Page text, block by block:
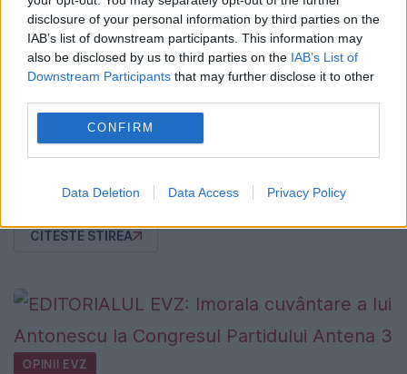
disclosure of your personal information by third parties on the
IAB’s list of downstream participants. This information may
also be disclosed by us to third parties on the IAB’s List of
Downstream Participants that may further disclose it to other
CONFIRM
Data Deletion Data Access Privacy Policy
presă!
12 APRILIE 2011
Pe net, nu trebuie să te scarpini în creştet
ori la subsuoară cu gesturi largi în văzul
tuturor, ci doar să foloseşti, pervers şi cu
bună ştiinţă, cuvinte-cârlig. Dacă la...
CITESTE STIREA
OPINII EVZ